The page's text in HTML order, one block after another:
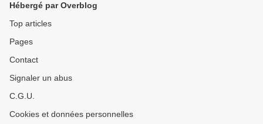
Hébergé par Overblog
Top articles
Pages
Contact
Signaler un abus
C.G.U.
Cookies et données personnelles